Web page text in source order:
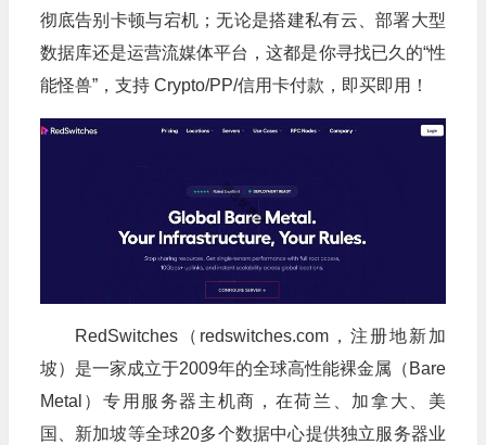
彻底告别卡顿与宕机；无论是搭建私有云、部署大型
数据库还是运营流媒体平台，这都是你寻找已久的“性
能怪兽”，支持 Crypto/PP/信用卡付款，即买即用！
RedSwitches（redswitches.com，注册地新加
坡）是一家成立于2009年的全球高性能裸金属（Bare
Metal）专用服务器主机商，在荷兰、加拿大、美
国、新加坡等全球20多个数据中心提供独立服务器业